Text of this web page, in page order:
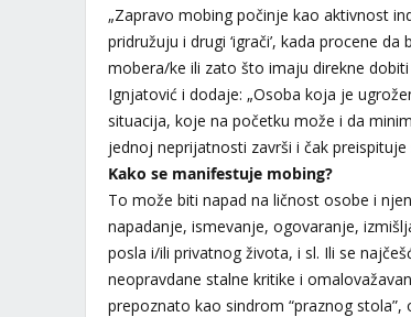
„Zapravo mobing počinje kao aktivnost
pridružuju i drugi ‘igrači’, kada procene
mobera/ke ili zato što imaju direkne
Ignjatović i dodaje: „Osoba koja je
situacija, koje na početku može i da
jednoj neprijatnosti završi i čak
Kako se manifestuje mobing?
To može biti napad na ličnost osobe i
napadanje, ismevanje, ogovaranje,
posla i/ili privatnog života, i sl. Ili se
neopravdane stalne kritike i
prepoznato kao sindrom “praznog